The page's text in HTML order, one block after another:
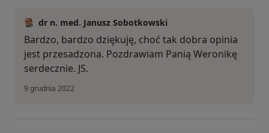
dr n. med. Janusz Sobotkowski
Bardzo, bardzo dziękuję, choć tak dobra opinia
jest przesadzona. Pozdrawiam Panią Weronikę
serdecznie. JS.
9 grudnia 2022